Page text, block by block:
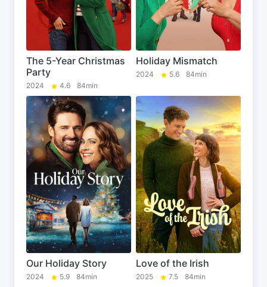
The 5-Year Christmas
Party
2024 4.6 84min
Holiday Mismatch
2024 5.6 84min
Our Holiday Story
2024 5.9 84min
Love of the Irish
2025 7.5 84min